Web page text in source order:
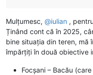
Mulțumesc, @iulian ,
Ținând cont că în 2025,
bine situația din teren, mă
împărțiți în două obiective
Focșani – Bacău